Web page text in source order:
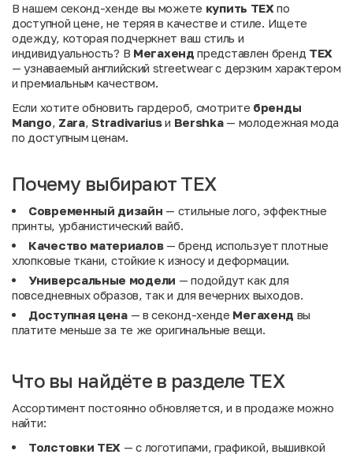
В нашем секонд-хенде вы можете купить TEXпо
доступной цене, не теряя в качестве и стиле. Ищете
одежду, которая подчеркнет ваш стиль и
индивидуальность? В Мегахенд представлен бренд TEX
— узнаваемый английский streetwear с дерзким характером
и премиальным качеством.
Если хотите обновить гардероб, смотрите бренды
Mango, Zara,Stradivariusи Bershka— молодежная мода
по доступным ценам.
Почему выбирают TEX
Современный дизайн — стильные лого, эффектные
принты, урбанистический вайб.
Качество материалов— бренд использует плотные
хлопковые ткани, стойкие к износу и деформации.
Универсальные модели — подойдут как для
повседневных образов, так и для вечерних выходов.
Доступная цена— в секонд-хенде Мегахенд вы
платите меньше за те же оригинальные вещи.
Что вы найдёте в разделе TEX
Ассортимент постоянно обновляется, и в продаже можно
найти:
Толстовки TEX — с логотипами, графикой, вышивкой